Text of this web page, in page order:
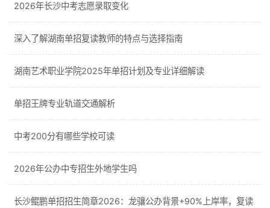
2026年长沙中考志愿录取变化
深入了解湖南单招复读教师的特点与选择指南
湖南艺术职业学院2025年单招计划及专业详细解读
单招王牌专业轨道交通解析
中考200分有哪些学校可读
2026年公办中专招生外地学生吗
长沙鲲鹏单招招生简章2026：龙骧公办背景+90%上岸率，复读